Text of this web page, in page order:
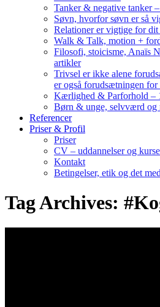
Tanker & negative tanker
Søvn, hvorfor søvn er så
Relationer er vigtige for
Walk & Talk, motion +
Filosofi, stoicisme, Anaïs
artikler
Trivsel er ikke alene
er også forudsætningen for
Kærlighed & Parforhold –
Børn & unge, selvværd og
Referencer
Priser & Profil
Priser
CV – uddannelser og
Kontakt
Betingelser, etik og det
Tag Archives: